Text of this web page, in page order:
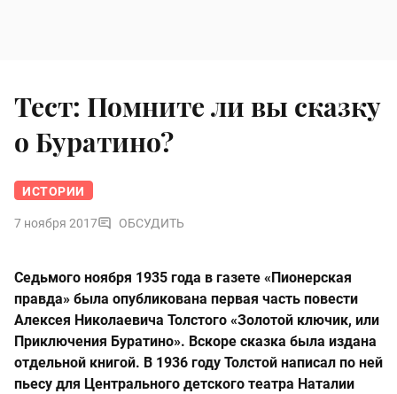
Тест: Помните ли вы сказку
о Буратино?
ИСТОРИИ
7 ноября 2017 ОБСУДИТЬ
Седьмого ноября 1935 года в газете «Пионерская
правда» была опубликована первая часть повести
Алексея Николаевича Толстого «Золотой ключик, или
Приключения Буратино». Вскоре сказка была издана
отдельной книгой. В 1936 году Толстой написал по ней
пьесу для Центрального детского театра Наталии